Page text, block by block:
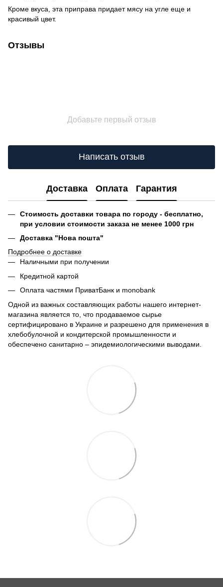
Кроме вкуса, эта приправа придает мясу на угле еще и
красивый цвет.
Отзывы
Добавьте первый отзыв
Написать отзыв
Доставка Оплата Гарантия
Стоимость доставки товара по городу - бесплатно,
при условии стоимости заказа не менее 1000 грн
Доставка "Нова пошта"
Подробнее о доставке
Наличными при получении
Кредитной картой
Оплата частями ПриватБанк и monobank
Одной из важных составляющих работы нашего интернет-
магазина является то, что продаваемое сырье
сертифицировано в Украине и разрешено для применения в
хлебобулочной и кондитерской промышленности и
обеспечено санитарно – эпидемиологическими выводами.